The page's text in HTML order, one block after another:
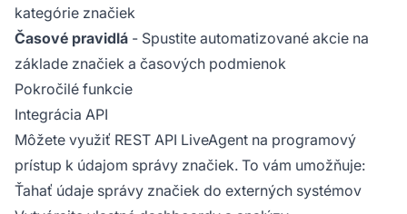
kategórie značiek
Časové pravidlá - Spustite automatizované akcie na
základe značiek a časových podmienok
Pokročilé funkcie
Integrácia API
Môžete využiť REST API LiveAgent na programový
prístup k údajom správy značiek. To vám umožňuje:
Ťahať údaje správy značiek do externých systémov